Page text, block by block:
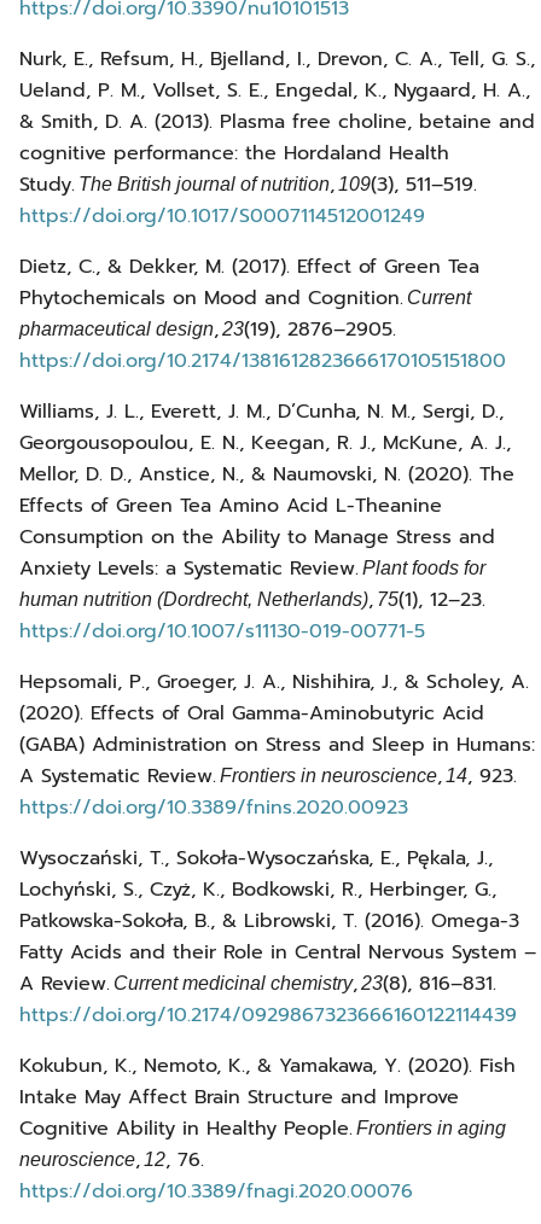
https://doi.org/10.3390/nu10101513
Nurk, E., Refsum, H., Bjelland, I., Drevon, C. A., Tell, G. S.,
Ueland, P. M., Vollset, S. E., Engedal, K., Nygaard, H. A.,
& Smith, D. A. (2013). Plasma free choline, betaine and
cognitive performance: the Hordaland Health
Study. The British journal of nutrition, 109(3), 511–519.
https://doi.org/10.1017/S0007114512001249
Dietz, C., & Dekker, M. (2017). Effect of Green Tea
Phytochemicals on Mood and Cognition. Current
pharmaceutical design,23(19), 2876–2905.
https://doi.org/10.2174/1381612823666170105151800
Williams, J. L., Everett, J. M., D’Cunha, N. M., Sergi, D.,
Georgousopoulou, E. N., Keegan, R. J., McKune, A. J.,
Mellor, D. D., Anstice, N., & Naumovski, N. (2020). The
Effects of Green Tea Amino Acid L-Theanine
Consumption on the Ability to Manage Stress and
Anxiety Levels: a Systematic Review.Plant foods for
human nutrition (Dordrecht, Netherlands), 75(1), 12–23.
https://doi.org/10.1007/s11130-019-00771-5
Hepsomali, P., Groeger, J. A., Nishihira, J., & Scholey, A.
(2020). Effects of Oral Gamma-Aminobutyric Acid
(GABA) Administration on Stress and Sleep in Humans:
A Systematic Review.Frontiers in neuroscience, 14, 923.
https://doi.org/10.3389/fnins.2020.00923
Wysoczański, T., Sokoła-Wysoczańska, E., Pękala, J.,
Lochyński, S., Czyż, K., Bodkowski, R., Herbinger, G.,
Patkowska-Sokoła, B., & Librowski, T. (2016). Omega-3
Fatty Acids and their Role in Central Nervous System –
A Review. Current medicinal chemistry,23(8), 816–831.
https://doi.org/10.2174/0929867323666160122114439
Kokubun, K., Nemoto, K., & Yamakawa, Y. (2020). Fish
Intake May Affect Brain Structure and Improve
Cognitive Ability in Healthy People.Frontiers in aging
neuroscience, 12, 76.
https://doi.org/10.3389/fnagi.2020.00076